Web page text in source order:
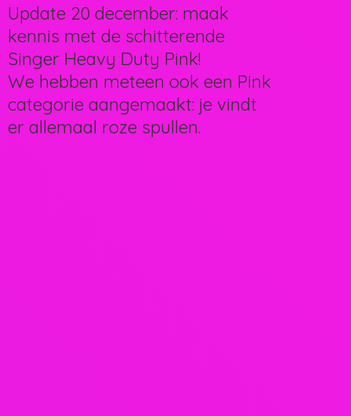
Update 20 december: maak
kennis met de schitterende
Singer Heavy Duty Pink!
We hebben meteen ook een Pink
categorie aangemaakt: je vindt
er allemaal roze spullen.